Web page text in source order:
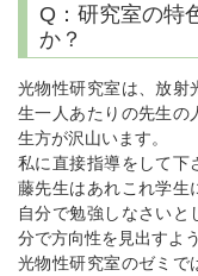
Q：研究室の特
か？
光物性研究室は、放射
生一人あたりの先生の
生方が沢山います。
私に直接指導をして下
藤先生はあれこれ学生
自分で勉強しなさいと
分で方向性を見出すよ
光物性研究室のゼミで